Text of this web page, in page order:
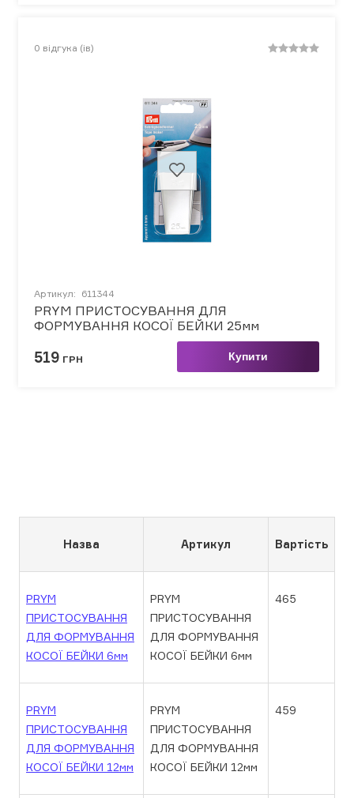
0 відгука (ів)
Артикул: 611344
PRYM ПРИСТОСУВАННЯ ДЛЯ
ФОРМУВАННЯ КОСОЇ БЕЙКИ 25мм
519 ГРН Купити
Назва Артикул Вартість
PRYM
ПРИСТОСУВАННЯ
ДЛЯ ФОРМУВАННЯ
КОСОЇ БЕЙКИ 6мм
PRYM
ПРИСТОСУВАННЯ
ДЛЯ ФОРМУВАННЯ
КОСОЇ БЕЙКИ 6мм
465
PRYM
ПРИСТОСУВАННЯ
ДЛЯ ФОРМУВАННЯ
КОСОЇ БЕЙКИ 12мм
PRYM
ПРИСТОСУВАННЯ
ДЛЯ ФОРМУВАННЯ
КОСОЇ БЕЙКИ 12мм
459